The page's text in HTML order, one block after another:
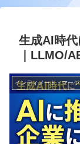
生成AI時
｜LLMO/
インティメート・マー